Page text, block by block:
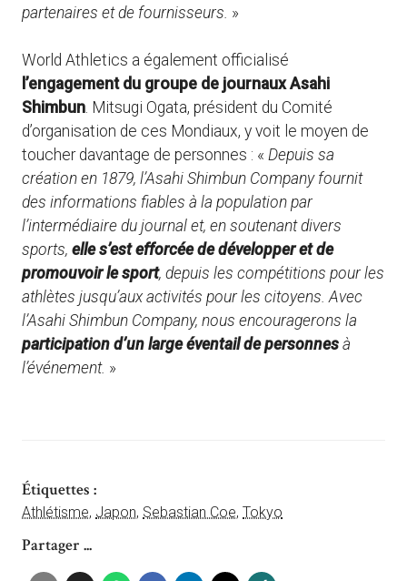
partenaires et de fournisseurs. »
World Athletics a également officialisé
l’engagement du groupe de journaux Asahi
Shimbun . Mitsugi Ogata, président du Comité
d’organisation de ces Mondiaux, y voit le moyen de
toucher davantage de personnes : « Depuis sa
création en 1879, l’Asahi Shimbun Company fournit
des informations fiables à la population par
l’intermédiaire du journal et, en soutenant divers
sports, elle s’est efforcée de développer et de
promouvoir le sport, depuis les compétitions pour les
athlètes jusqu’aux activités pour les citoyens. Avec
l’Asahi Shimbun Company, nous encouragerons la
participation d’un large éventail de personnes à
l’événement. »
Étiquettes :
Athlétisme, Japon, Sebastian Coe, Tokyo
Partager ...